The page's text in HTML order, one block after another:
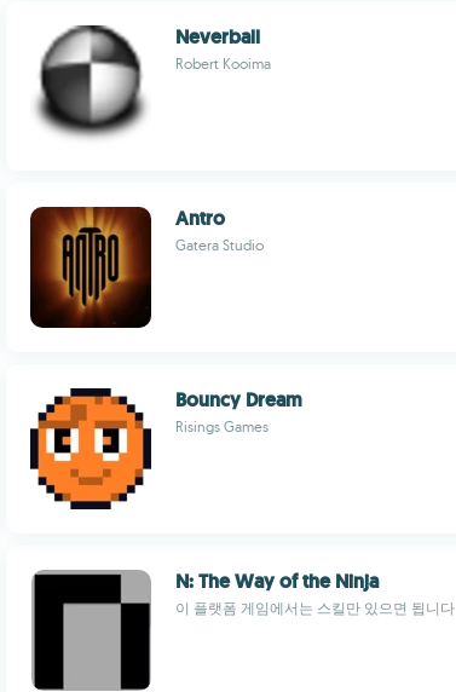
Neverball
Robert Kooima
Antro
Gatera Studio
Bouncy Dream
Risings Games
N: The Way of the Ninja
이 플랫폼 게임에서는 스킬만 있으면 됩니다